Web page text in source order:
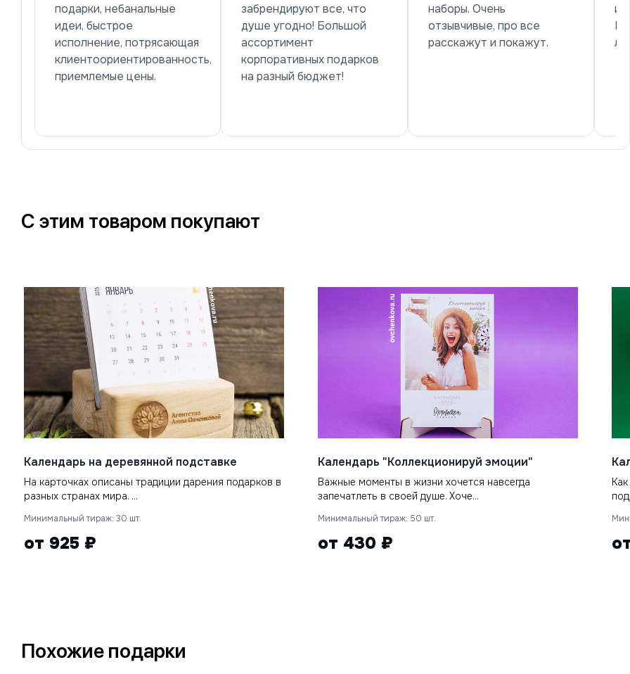
подарки, небанальные
идеи, быстрое
исполнение, потрясающая
клиентоориентированность,
приемлемые цены.
забрендируют все, что
душе угодно! Большой
ассортимент
корпоративных подарков
на разный бюджет!
наборы. Очень
отзывчивые, про все
расскажут и покажут.
и
С этим товаром покупают
Календарь на деревянной подставке
На карточках описаны традиции дарения подарков в
разных странах мира. ...
Минимальный тираж: 30 шт.
от 925 ₽
Календарь "Коллекционируй эмоции"
Важные моменты в жизни хочется навсегда
запечатлеть в своей душе. Хоче...
Минимальный тираж: 50 шт.
от 430 ₽
Похожие подарки